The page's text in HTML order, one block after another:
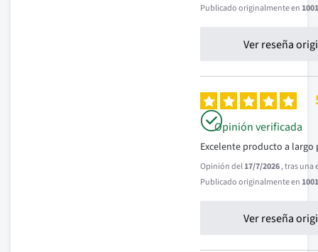
Publicado originalmente en
Ver reseña
Opinión verificada
Excelente producto a largo
Opinión del17/7/2026, tras una
Publicado originalmente en
Ver reseña